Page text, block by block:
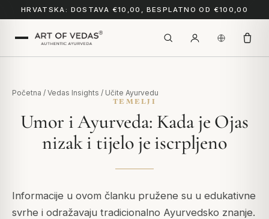
HRVATSKA: DOSTAVA €10,00, BESPLATNO OD €100,00
Početna / Vedas Insights / Učite Ayurvedu
TEMELJI
Umor i Ayurveda: Kada je Ojas
nizak i tijelo je iscrpljeno
Informacije u ovom članku pružene su u edukativne
svrhe i odražavaju tradicionalno Ayurvedsko znanje.